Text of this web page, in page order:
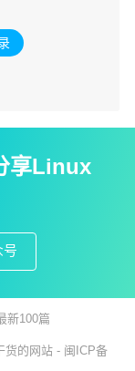
。
享Linux
号
新100篇
货的网站 - 闽ICP备